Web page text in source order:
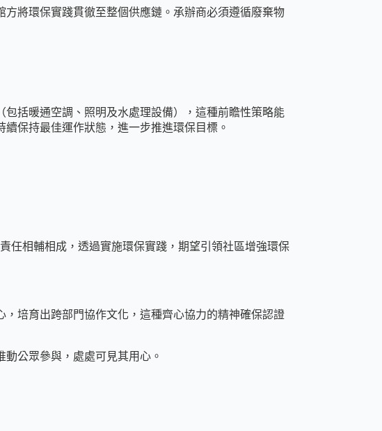
將環保實踐貫徹至整個供應鏈。承辦商必須遵循廢棄物
括暖通空調、照明及水處理設備），這種前瞻性策略能
保持最佳運作狀態，進一步推進環保目標。
任相輔相成，透過實施環保實踐，期望引領社區增強環保
培育出跨部門協作文化，這種齊心協力的精神確保認證
公眾參與，處處可見其用心。